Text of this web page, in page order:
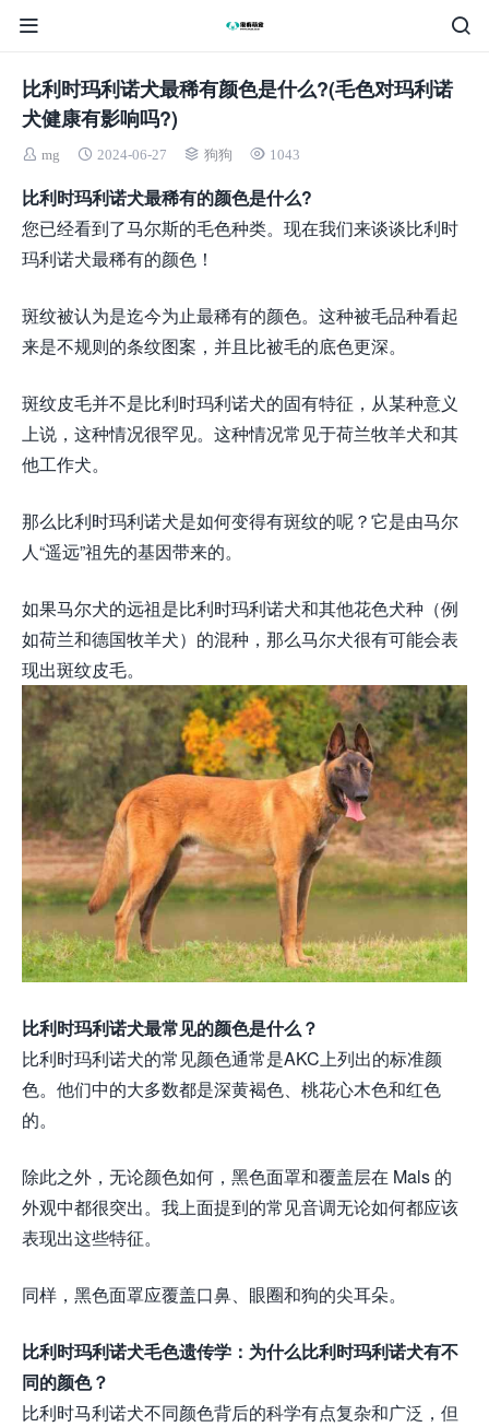
比利时玛利诺犬最稀有颜色是什么?(毛色对玛利诺
犬健康有影响吗?)
mg 2024-06-27 狗狗 1043
比利时玛利诺犬最稀有的颜色是什么?
您已经看到了马尔斯的毛色种类。现在我们来谈谈比利时
玛利诺犬最稀有的颜色！
斑纹被认为是迄今为止最稀有的颜色。这种被毛品种看起
来是不规则的条纹图案，并且比被毛的底色更深。
斑纹皮毛并不是比利时玛利诺犬的固有特征，从某种意义
上说，这种情况很罕见。这种情况常见于荷兰牧羊犬和其
他工作犬。
那么比利时玛利诺犬是如何变得有斑纹的呢？它是由马尔
人“遥远”祖先的基因带来的。
如果马尔犬的远祖是比利时玛利诺犬和其他花色犬种（例
如荷兰和德国牧羊犬）的混种，那么马尔犬很有可能会表
现出斑纹皮毛。
比利时玛利诺犬最常见的颜色是什么？
比利时玛利诺犬的常见颜色通常是AKC上列出的标准颜
色。他们中的大多数都是深黄褐色、桃花心木色和红色
的。
除此之外，无论颜色如何，黑色面罩和覆盖层在 Mals 的
外观中都很突出。我上面提到的常见音调无论如何都应该
表现出这些特征。
同样，黑色面罩应覆盖口鼻、眼圈和狗的尖耳朵。
比利时玛利诺犬毛色遗传学：为什么比利时玛利诺犬有不
同的颜色？
比利时马利诺犬不同颜色背后的科学有点复杂和广泛，但